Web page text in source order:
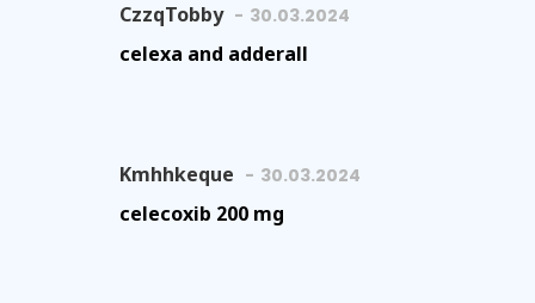
CzzqTobby 30.03.2024
celexa and adderall
Kmhhkeque 30.03.2024
celecoxib 200 mg